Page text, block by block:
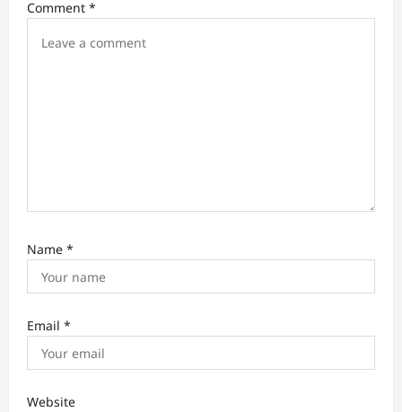
Comment *
Name *
Email *
Website